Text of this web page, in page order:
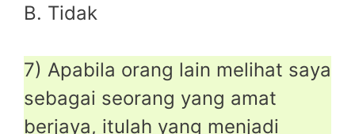
B. Tidak
7) Apabila orang lain melihat saya
sebagai seorang yang amat
berjaya, itulah yang menjadi